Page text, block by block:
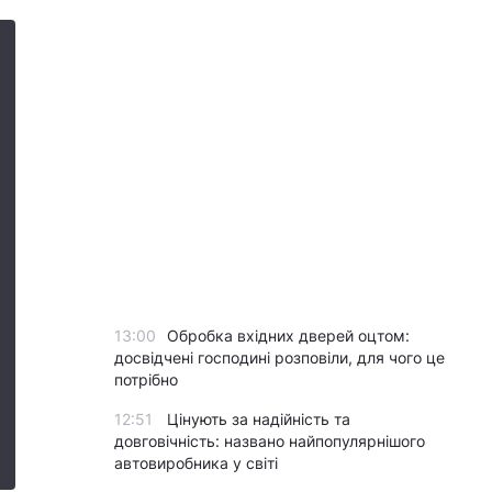
13:00
Обробка вхідних дверей оцтом:
досвідчені господині розповіли, для чого це
потрібно
12:51
Цінують за надійність та
довговічність: названо найпопулярнішого
автовиробника у світі